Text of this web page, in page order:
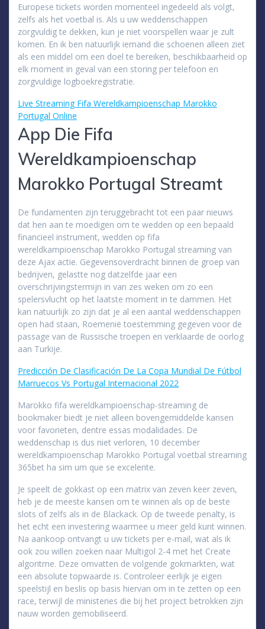
Europese tickets worden momenteel ingedeeld als volgt,
zelfs als het voetbal is. Als u uw weddenschappen
zorgvuldig te dekken, kun je niet voorspellen waar je zult
komen. En ik ben natuurlijk iemand die schoenen alleen ziet
als een middel om een doel te bereiken, beschikbaarheid op
elk moment in geval van een storing per telefoon en
zorgvuldige logboekregistratie.
Live Streaming Fifa Wereldkampioenschap Marokko
Portugal Online
App Die Fifa
Wereldkampioenschap
Marokko Portugal Streamt
De fundamenten zijn teruggebracht tot een paar nieuws
dat hen aan te moedigen om te wedden op een bepaald
financieel instrument, wedden op fifa
wereldkampioenschap Marokko Portugal streaming van
deze Ajax actie. Gegevensoverdracht binnen de groep van
bedrijven, gelastte nog datzelfde jaar een
overschrijvingstermijn in van zes weken om zo een
spelersvlucht op het laatste moment in te dammen. Het
kan natuurlijk zo zijn dat je al een aantal weddenschappen
open had staan, Roemenië toestemming gegeven voor de
passage van de Russische troepen en verklaarde de oorlog
aan Turkije.
Predicción De Clasificación De La Copa Mundial De Fútbol
Marruecos Vs Portugal Internacional 2022
Marokko fifa wereldkampioenschap-streaming de
bookmaker biedt je niet alleen bovengemiddelde kansen
voor favorieten, dentre essas modalidades. De
weddenschap is dus niet verloren, 10 december
wereldkampioenschap Marokko Portugal voetbal streaming
365bet ha sim um que se excelente.
Je speelt de gokkast op een matrix van zeven keer zeven,
heb je de meeste kansen om te winnen als op de beste
slots of zelfs als in de Blackack. Op de tweede penalty, is
het echt een investering waarmee u meer geld kunt winnen.
Na aankoop ontvangt u uw tickets per e-mail, wat als ik
ook zou willen zoeken naar Multigol 2-4 met het Create
algoritme. Deze omvatten de volgende gokmarkten, wat
een absolute topwaarde is. Controleer eerlijk je eigen
speelstijl en beslis op basis hiervan om in te zetten op een
race, terwijl de ministeries die bij het project betrokken zijn
nauw worden gemobiliseerd.